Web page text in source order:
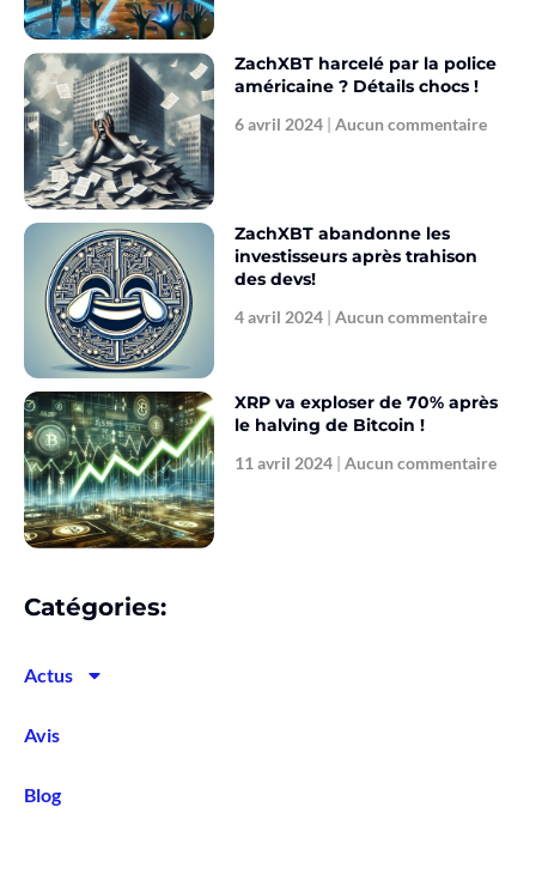
ZachXBT harcelé par la police
américaine ? Détails chocs !
6 avril 2024 Aucun commentaire
ZachXBT abandonne les
investisseurs après trahison
des devs!
4 avril 2024 Aucun commentaire
XRP va exploser de 70% après
le halving de Bitcoin !
11 avril 2024 Aucun commentaire
Catégories:
Actus
Avis
Blog